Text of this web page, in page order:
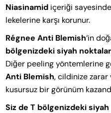
Niasinamid içeriği
lekelerine karşı korunur.
Régnee Anti Blemish‘in
bölgenizdeki siyah
Diğer peeling yöntemlerine
Anti Blemish, cildinize zarar
kusursuz bir görünüm
Siz de T bölgenizdeki